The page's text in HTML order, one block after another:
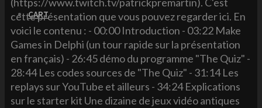
CART
cette présentation que vous pouvez regarder ici. En
voici le contenu : - 00:00 Introduction - 03:22 Make
Games in Delphi (un tour rapide sur la présentation
en français) - 26:45 démo du programme "The Quiz" -
28:44 Les codes sources de "The Quiz" - 31:14 Les
replays sur YouTube et ailleurs - 34:24 Explications
sur le starter kit Une dizaine de jeux vidéo antiques